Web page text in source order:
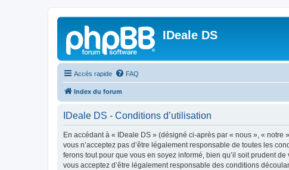
IDeale DS
Accès rapide FAQ
Index du forum
IDeale DS - Conditions d’utilisation
En accédant à « IDeale DS » (désigné ci-après par « nous », «
vous n’acceptez pas d’être légalement responsable de toutes les
ferons tout pour que vous en soyez informé, bien qu’il soit prudent
vous acceptez d’être légalement responsable des conditions